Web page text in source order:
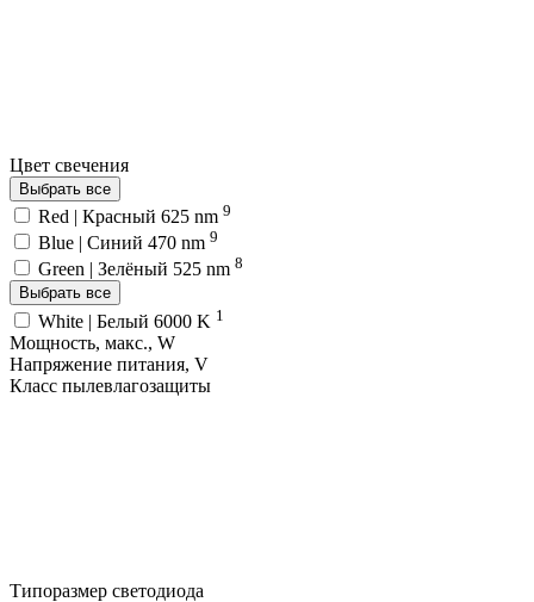
Цвет свечения
Выбрать все
Red | Красный 625 nm 9
Blue | Синий 470 nm 9
Green | Зелёный 525 nm 8
Выбрать все
White | Белый 6000 K 1
Мощность, макс., W
Напряжение питания, V
Класс пылевлагозащиты
Типоразмер светодиода